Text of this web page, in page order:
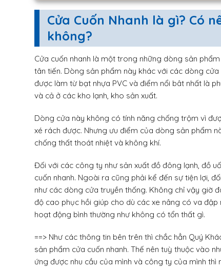
Cửa Cuốn Nhanh là gì? Có
không?
Cửa cuốn nhanh là một trong những dòng sản
tân tiến. Dòng sản phẩm này khác với các dòng
được làm từ bạt nhựa PVC và điểm nổi bât nhất là
và cả ở các kho lạnh, kho sản xuất.
Dòng cửa này không có tính năng chống trộm vì
xé rách được. Nhưng ưu điểm của dòng sản phẩm
chống thất thoát nhiệt và không khí.
Đối với các công ty như sản xuất đồ đông lạnh, đồ
cuốn nhanh. Ngoài ra cũng phải kể đến sự tiện lợi,
như các dòng cửa truyền thống. Không chỉ vậy giờ
độ cao phục hồi giúp cho dù các xe nâng có va
hoạt động bình thường như không có tổn thất gì.
==> Như các thông tin bên trên thì chắc hẳn Quý
sản phẩm cửa cuốn nhanh. Thế nên tuỳ thuộc vào
ứng được nhu cầu của mình và công ty của mình